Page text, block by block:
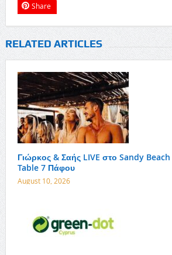
Share
RELATED ARTICLES
Γιώρκος & Σαής LIVE στο Sandy
Table 7 Πάφου
August 10, 2026